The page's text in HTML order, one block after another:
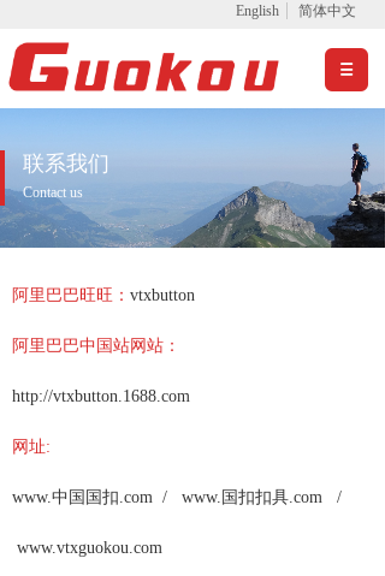
English 简体中文
联系我们
Contact us
阿里巴巴旺旺： vtxbutton
阿里巴巴中国站网站：
http://vtxbutton.1688.com
网址:
www.中国国扣.com / www.国扣扣具.com /
www.vtxguokou.com